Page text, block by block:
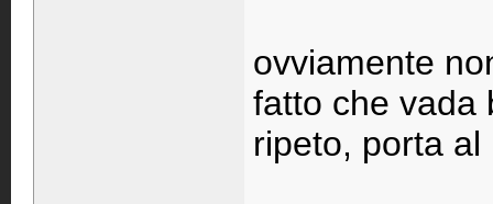
ovviamente
fatto che vada
ripeto, porta